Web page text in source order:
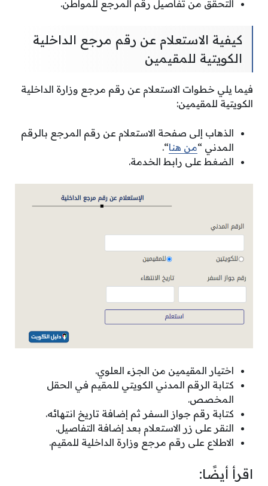
التحقق من تفاصيل رقم المرجع للمواطن.
كيفية الاستعلام عن رقم مرجع الداخلية
الكويتية للمقيمين
فيما يلي خطوات الاستعلام عن رقم مرجع وزارة الداخلية
الكويتية للمقيمين:
الذهاب إلى صفحة الاستعلام عن رقم المرجع بالرقم
المدني “من هنا“.
الضغط على رابط الخدمة.
اختيار المقيمين من الجزء العلوي.
كتابة الرقم المدني الكويتي للمقيم في الحقل
المخصص.
كتابة رقم جواز السفر ثم إضافة تاريخ انتهائه.
النقر على زر الاستعلام بعد إضافة التفاصيل.
الاطلاع على رقم مرجع وزارة الداخلية للمقيم.
اقرأ أيضًا: